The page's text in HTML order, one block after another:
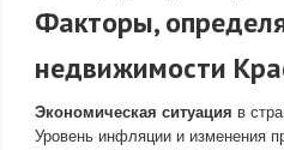
Факторы,
недвижимости
Экономическая ситуация в
Уровень инфляции и изменения